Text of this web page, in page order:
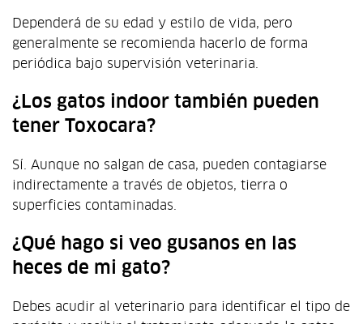
Dependerá de su edad y estilo de vida, pero
generalmente se recomienda hacerlo de forma
periódica bajo supervisión veterinaria.
¿Los gatos indoor también pueden
tener Toxocara?
Sí. Aunque no salgan de casa, pueden contagiarse
indirectamente a través de objetos, tierra o
superficies contaminadas.
¿Qué hago si veo gusanos en las
heces de mi gato?
Debes acudir al veterinario para identificar el tipo de